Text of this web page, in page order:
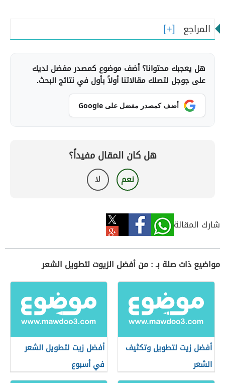
المراجع
هل يعجبك محتوانا؟ أضف موضوع كمصدر مفضل لديك
على جوجل لتصلك مقالاتنا أولاً بأول في نتائج البحث.
أضف كمصدر مفضل على Google
هل كان المقال مفيداً؟
نعم لا
شارك المقالة
مواضيع ذات صلة بـ : من أفضل الزيوت لتطويل الشعر
أفضل زيت لتطويل وتكثيف
الشعر
أفضل زيت لتطويل الشعر
في أسبوع